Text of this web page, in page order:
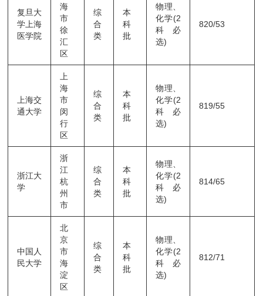
复旦大
学上海
医学院
海
市
徐
汇
区
综
合
类
本
科
批
物理、
化学(2
科必
选)
820/53
上海交
通大学
上
海
市
闵
行
区
综
合
类
本
科
批
物理、
化学(2
科必
选)
819/55
浙江大
学
浙
江
杭
州
市
综
合
类
本
科
批
物理、
化学(2
科必
选)
814/65
中国人
民大学
北
京
市
海
淀
区
综
合
类
本
科
批
物理、
化学(2
科必
选)
812/71